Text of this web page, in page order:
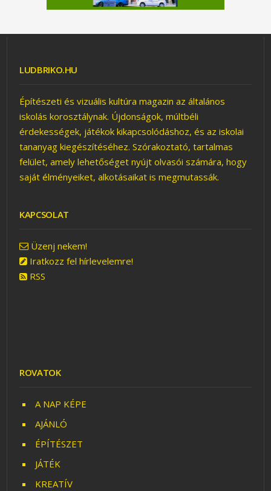
TE TUDOD A VÁLASZT?
VERSENYZŐKET!
LUDBRIKO.HU
Építészeti és vizuális kultúra magazin az általános
iskolás korosztálynak. Újdonságok, múltbéli
érdekességek, játékok kikapcsolódáshoz, és az iskolai
tananyag kiegészítéséhez. Szórakoztató, tartalmas
felület, amely lehetőséget nyújt olvasói számára, hogy
saját élményeiket, alkotásaikat is megmutassák.
KAPCSOLAT
Üzenj nekem!
Iratkozz fel hírlevelemre!
RSS
ROVATOK
A NAP KÉPE
AJÁNLÓ
ÉPÍTÉSZET
JÁTÉK
KREATÍV